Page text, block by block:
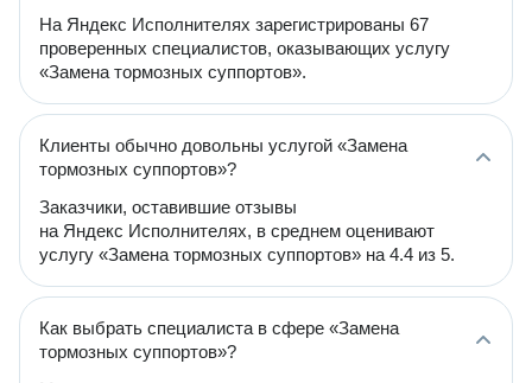
На Яндекс Исполнителях зарегистрированы 67
проверенных специалистов, оказывающих услугу
«Замена тормозных суппортов».
Клиенты обычно довольны услугой «Замена
тормозных суппортов»?
Заказчики, оставившие отзывы
на Яндекс Исполнителях, в среднем оценивают
услугу «Замена тормозных суппортов» на 4.4 из 5.
Как выбрать специалиста в сфере «Замена
тормозных суппортов»?